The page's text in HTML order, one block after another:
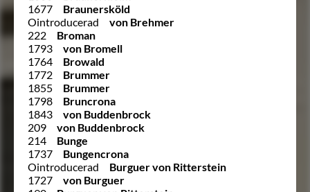
1677
Braunersköld
Ointroducerad
von Brehmer
222
Broman
1793
von Bromell
1764
Browald
1772
Brummer
1855
Brummer
1798
Bruncrona
1843
von Buddenbrock
209
von Buddenbrock
214
Bunge
1737
Bungencrona
Ointroducerad
Burguer von Ritterstein
1727
von Burguer